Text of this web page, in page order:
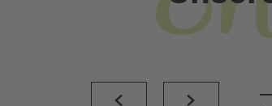
BURGRUINE
THANSTEIN